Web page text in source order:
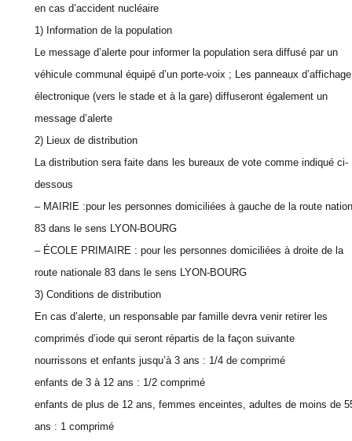
en cas d’accident nucléaire
1) Information de la population
Le message d’alerte pour informer la population sera diffusé par un
véhicule communal équipé d’un porte-voix ; Les panneaux d’affichage
électronique (vers le stade et à la gare) diffuseront également un
message d’alerte
2) Lieux de distribution
La distribution sera faite dans les bureaux de vote comme indiqué ci-
dessous
– MAIRIE :pour les personnes domiciliées à gauche de la route
83 dans le sens LYON-BOURG
– ÉCOLE PRIMAIRE : pour les personnes domiciliées à droite de la
route nationale 83 dans le sens LYON-BOURG
3) Conditions de distribution
En cas d’alerte, un responsable par famille devra venir retirer les
comprimés d’iode qui seront répartis de la façon suivante
nourrissons et enfants jusqu’à 3 ans : 1/4 de comprimé
enfants de 3 à 12 ans : 1/2 comprimé
enfants de plus de 12 ans, femmes enceintes, adultes de moins de
ans : 1 comprimé